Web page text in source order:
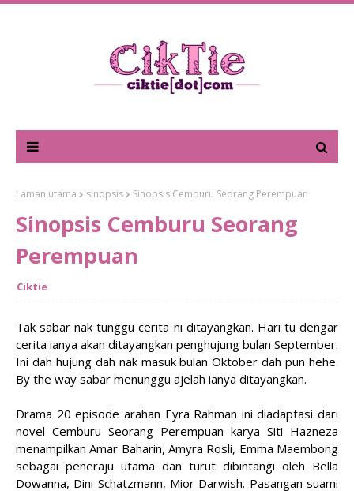
Laman utama sinopsis Sinopsis Cemburu Seorang Perempuan
Sinopsis Cemburu Seorang
Perempuan
Ciktie
Tak sabar nak tunggu cerita ni ditayangkan. Hari tu dengar
cerita ianya akan ditayangkan penghujung bulan September.
Ini dah hujung dah nak masuk bulan Oktober dah pun hehe.
By the way sabar menunggu ajelah ianya ditayangkan.
Drama 20 episode arahan Eyra Rahman ini diadaptasi dari
novel Cemburu Seorang Perempuan karya Siti Hazneza
menampilkan Amar Baharin, Amyra Rosli, Emma Maembong
sebagai peneraju utama dan turut dibintangi oleh Bella
Dowanna, Dini Schatzmann, Mior Darwish. Pasangan suami